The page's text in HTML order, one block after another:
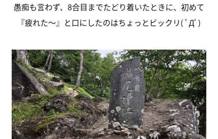
愚痴も言わず、8合目までたどり着いたときに、初めて
『疲れた～』と口にしたのはちょっとビックリ( ﾟДﾟ)